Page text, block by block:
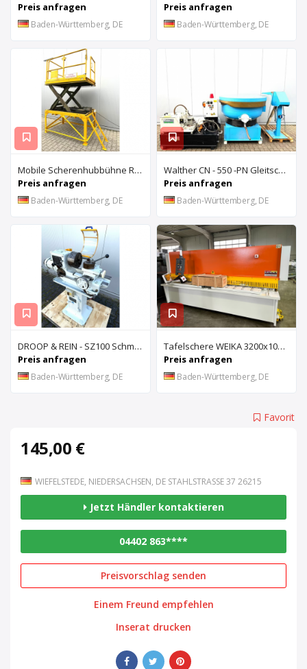
Preis anfragen
Baden-Württemberg, DE
Preis anfragen
Baden-Württemberg, DE
Mobile Scherenhubbühne Rothe Benkmann
Preis anfragen
Baden-Württemberg, DE
Walther CN - 550 -PN Gleitschleifanlage u. Rösler Z300 Turbo Floc Zentrifuge
Preis anfragen
Baden-Württemberg, DE
DROOP & REIN - SZ100 Schmiernutenziehmaschine
Preis anfragen
Baden-Württemberg, DE
Tafelschere WEIKA 3200x10mm
Preis anfragen
Baden-Württemberg, DE
Favorit
145,00 €
WIEFELSTEDE, NIEDERSACHSEN, DE STAHLSTRASSE 37 26215
Jetzt Händler kontaktieren
04402 863****
Preisvorschlag senden
Einem Freund empfehlen
Inserat drucken